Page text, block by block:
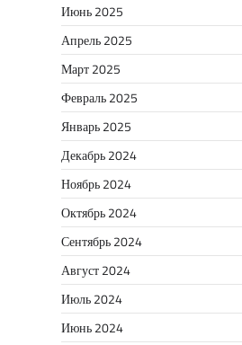
Июнь 2025
Апрель 2025
Март 2025
Февраль 2025
Январь 2025
Декабрь 2024
Ноябрь 2024
Октябрь 2024
Сентябрь 2024
Август 2024
Июль 2024
Июнь 2024